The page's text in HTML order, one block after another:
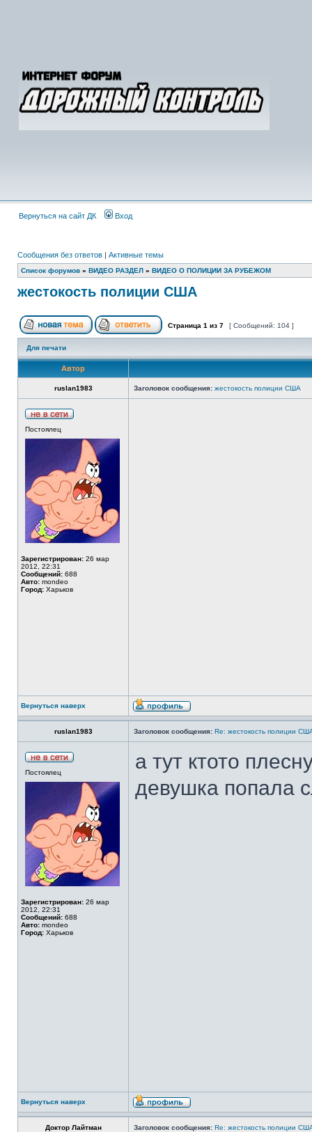
Вернуться на сайт ДК Вход
Сообщения без ответов | Активные темы
Список форумов » ВИДЕО РАЗДЕЛ » ВИДЕО О ПОЛИЦИИ ЗА РУБЕЖОМ
жестокость полиции США
Страница 1 из 7 [ Сообщений: 104 ]
Для печати
Автор
ruslan1983 Заголовок сообщения: жестокость полиции США
Постоялец
Зарегистрирован: 26 мар
2012, 22:31
Сообщений: 688
Авто: mondeo
Город: Харьков
Вернуться наверх
ruslan1983 Заголовок сообщения: Re: жестокость полиции
Постоялец
Зарегистрирован: 26 мар
2012, 22:31
Сообщений: 688
Авто: mondeo
Город: Харьков
а тут ктото
девушка попала
Вернуться наверх
Доктор Лайтман Заголовок сообщения: Re: жестокость полиции